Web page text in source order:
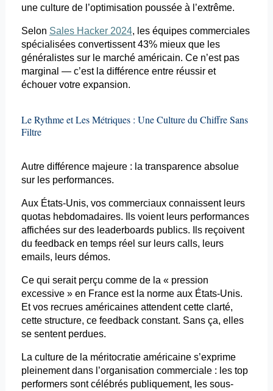
une culture de l’optimisation poussée à l’extrême.
Selon Sales Hacker 2024, les équipes commerciales
spécialisées convertissent 43% mieux que les
généralistes sur le marché américain. Ce n’est pas
marginal — c’est la différence entre réussir et
échouer votre expansion.
Le Rythme et Les Métriques : Une Culture du Chiffre Sans
Filtre
Autre différence majeure : la transparence absolue
sur les performances.
Aux États-Unis, vos commerciaux connaissent leurs
quotas hebdomadaires. Ils voient leurs performances
affichées sur des leaderboardspublics. Ils reçoivent
du feedback en temps réel sur leurs calls, leurs
emails, leurs démos.
Ce qui serait perçu comme de la « pression
excessive » en France est la norme aux États-Unis.
Et vos recrues américaines attendent cette clarté,
cette structure, ce feedback constant. Sans ça, elles
se sentent perdues.
La culture de la méritocratie américaine s’exprime
pleinement dans l’organisation commerciale : les top
performers sont célébrés publiquement, les sous-